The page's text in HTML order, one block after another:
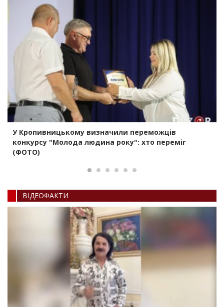
У Кропивницькому визначили переможців
конкурсу "Молода людина року": хто переміг
(ФОТО)
ВIДЕОФАКТИ